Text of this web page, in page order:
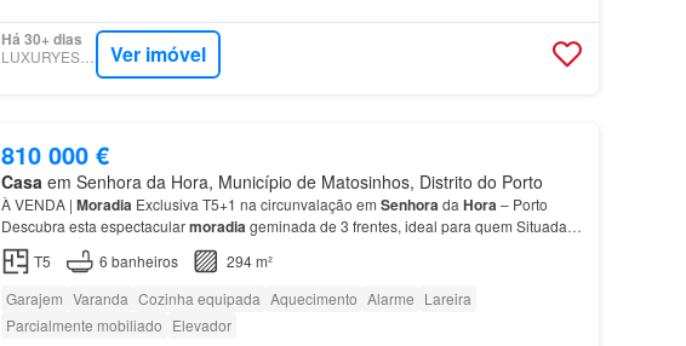
Há 30+ dias
LUXURYESTATE Ver imóvel
810 000 €
Casa em Senhora da Hora, Município de Matosinhos, Distrito do Porto
À VENDA | Moradia Exclusiva T5+1 na circunvalação em Senhorada Hora– Porto
Descubra esta espectacularmoradiageminada de 3 frentes, ideal para quem Situada
emSenhorada , a apenas 3 minutos do metro e a poucos minutos…
T5 6 banheiros
294 m²
Garajem Varanda Cozinha equipada Aquecimento Alarme Lareira
Parcialmente mobiliado Elevador